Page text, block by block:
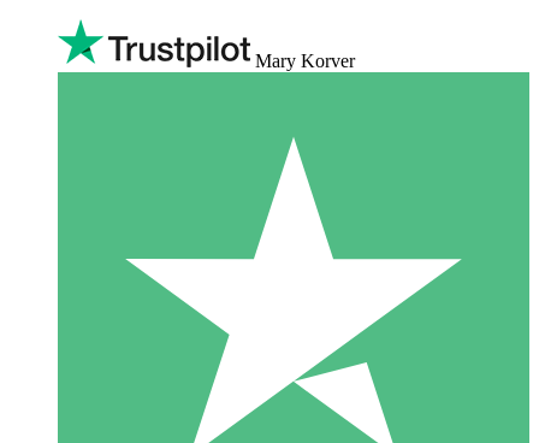
Mary Korver